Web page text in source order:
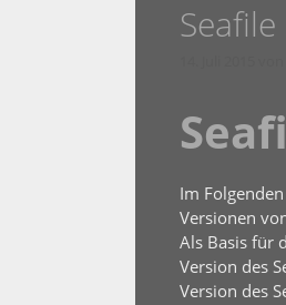
Im
Versionen
Als Basis für
Version des
Version des